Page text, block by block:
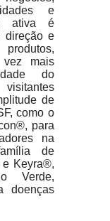
e
ativa é
direção e
mais
do
de
como o
para
na
de
Keyra®,
Verde,
doenças